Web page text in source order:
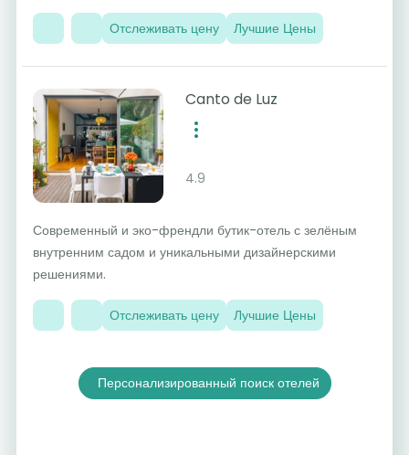
Отслеживать цену Лучшие Цены
Canto de Luz
4.9
Современный и эко-френдли бутик-отель с зелёным
внутренним садом и уникальными дизайнерскими
решениями.
Отслеживать цену Лучшие Цены
Персонализированный поиск отелей